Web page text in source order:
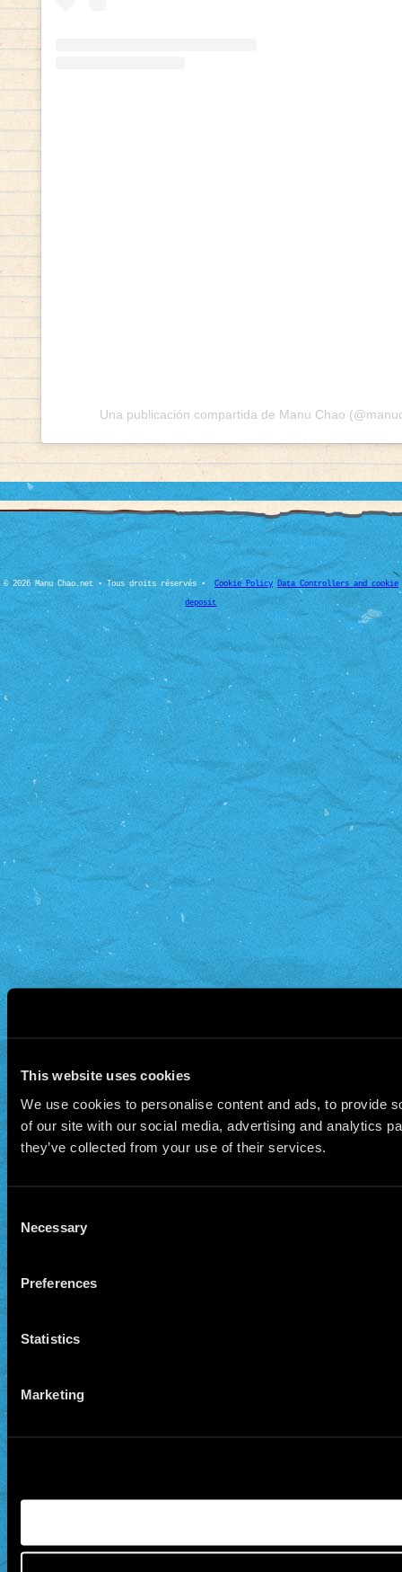
This website uses cookies
We use cookies to personalise content and ads, to provide
of our site with our social media, advertising and analytics
they’ve collected from your use of their services.
Selection
Necessary
Preferences
Statistics
Marketing
Una publicación compartida de Manu Chao
© 2026 Manu Chao.net • Tous droits réservés • Cookie Policy Data Controllers and cookie
deposit